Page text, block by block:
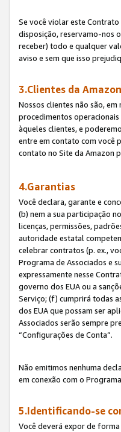
Se você violar este
disposição, reservamo-nos
receber) todo e qualquer
aviso e sem que isso
3.Clientes da Amazon
Nossos clientes não são,
procedimentos
àqueles clientes, e
entre em contato com você
contato no Site da Amazon
4.Garantias
Você declara, garante e
(b) nem a sua participação
licenças, permissões,
autoridade estatal
celebrar contratos (p. ex.,
Programa de Associados e
expressamente nesse
governo dos EUA ou a
Serviço; (f) cumprirá todas
dos EUA que possam ser
Associados serão sempre
“Configurações de Conta”.
Não emitimos nenhuma
em conexão com o
5.Identificando-se
Você deverá expor de